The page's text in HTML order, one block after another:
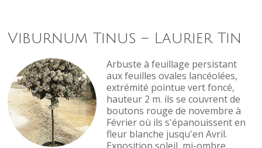
Viburnum Tinus – Laurier Tin
Arbuste à feuillage persistant
aux feuilles ovales lancéolées,
extrémité pointue vert foncé,
hauteur 2 m. ils se couvrent de
boutons rouge de novembre à
Février où ils s'épanouissent en
fleur blanche jusqu'en Avril.